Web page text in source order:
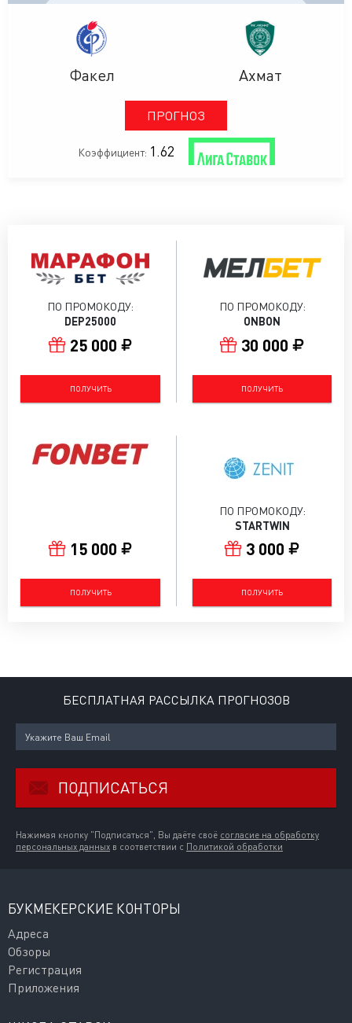
Факел
ПРОГНОЗ
Ахмат
Коэффициент: 1.62
ПО ПРОМОКОДУ:
DEP25000
25 000
ПОЛУЧИТЬ
ПО ПРОМОКОДУ:
ONBON
30 000
ПОЛУЧИТЬ
15 000
ПОЛУЧИТЬ
ПО ПРОМОКОДУ:
STARTWIN
3 000
ПОЛУЧИТЬ
БЕСПЛАТНАЯ РАССЫЛКА ПРОГНОЗОВ
ПОДПИСАТЬСЯ
Нажимая кнопку "Подписаться", Вы даёте своё согласие на обработку
персональных данных в соответствии с Политикой обработки
БУКМЕКЕРСКИЕ КОНТОРЫ
Адреса
Обзоры
Регистрация
Приложения